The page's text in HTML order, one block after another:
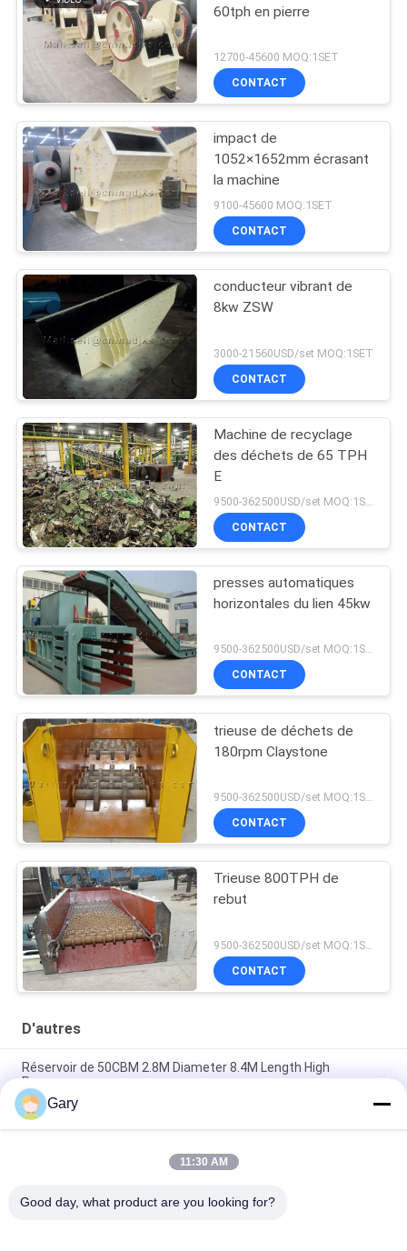
60tph en pierre
12700-45600 MOQ:1SET
CONTACT
impact de
1052×1652mm écrasant
la machine
9100-45600 MOQ:1SET
CONTACT
conducteur vibrant de
8kw ZSW
3000-21560USD/set MOQ:1SET
CONTACT
Machine de recyclage
des déchets de 65 TPH
E
CONTACT
presses automatiques
horizontales du lien 45kw
9500-362500USD/set MOQ:1SET
CONTACT
trieuse de déchets de
180rpm Claystone
9500-362500USD/set MOQ:1SET
CONTACT
Trieuse 800TPH de
rebut
CONTACT
D'autres
Réservoir de 50CBM 2.8M Diameter 8.4M Length High
Pressure
Écran de vibration de asséchage de la granularité 0.35mm de
20TPH 45%
type horizontal broyeur de 23r/min 900×1800mm à boulets de
Gary
11:30 AM
Good day, what product are you looking for?